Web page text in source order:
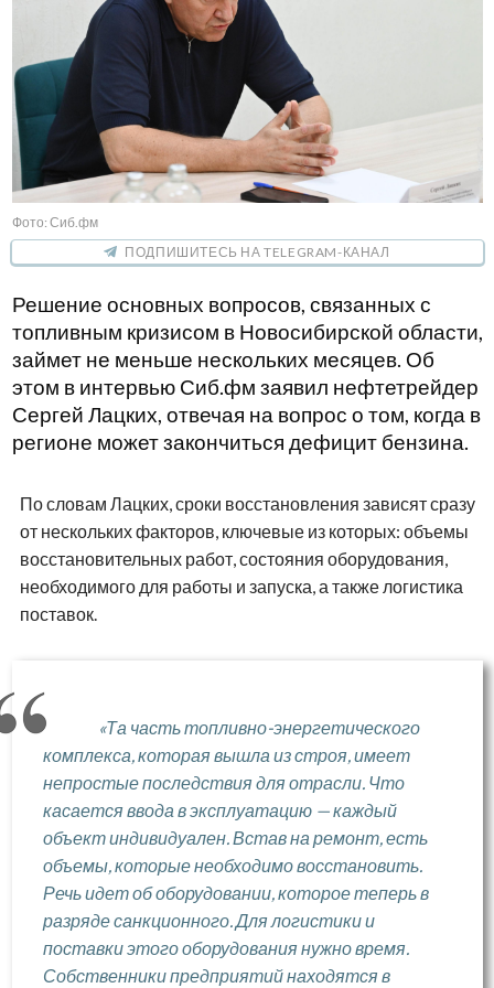
Фото: Сиб.фм
ПОДПИШИТЕСЬ НА TELEGRAM-КАНАЛ
Решение основных вопросов, связанных с
топливным кризисом в Новосибирской области,
займет не меньше нескольких месяцев. Об
этом в интервью Сиб.фм заявил нефтетрейдер
Сергей Лацких, отвечая на вопрос о том, когда в
регионе может закончиться дефицит бензина.
По словам Лацких, сроки восстановления зависят сразу
от нескольких факторов, ключевые из которых: объемы
восстановительных работ, состояния оборудования,
необходимого для работы и запуска, а также логистика
поставок.
«Та часть топливно-энергетического
комплекса, которая вышла из строя, имеет
непростые последствия для отрасли. Что
касается ввода в эксплуатацию — каждый
объект индивидуален. Встав на ремонт, есть
объемы, которые необходимо восстановить.
Речь идет об оборудовании, которое теперь в
разряде санкционного. Для логистики и
поставки этого оборудования нужно время.
Собственники предприятий находятся в